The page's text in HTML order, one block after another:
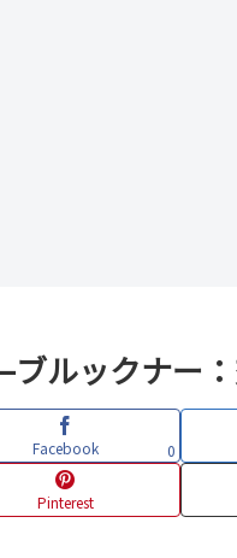
ルックナー：
Facebook 0
Pinterest